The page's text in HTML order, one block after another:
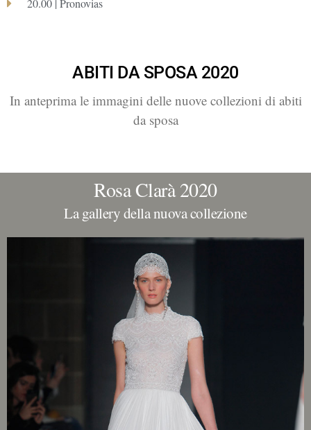
20.00 | Pronovias
ABITI DA SPOSA 2020
In anteprima le immagini delle nuove collezioni di abiti
da sposa
Rosa Clarà 2020
La gallery della nuova collezione